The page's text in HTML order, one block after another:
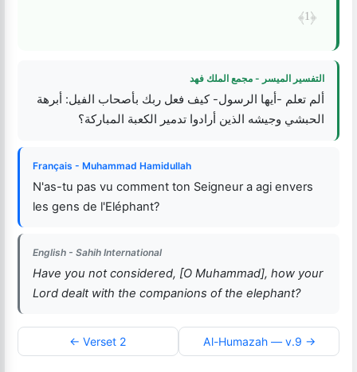
﴿1﴾
التفسير الميسر - مجمع الملك فهد
ألم تعلم -أيها الرسول- كيف فعل ربك بأصحاب الفيل: أبرهة
الحبشي وجيشه الذين أرادوا تدمير الكعبة المباركة؟
Français - Muhammad Hamidullah
N'as-tu pas vu comment ton Seigneur a agi envers
les gens de l'Eléphant?
English - Sahih International
Have you not considered, [O Muhammad], how your
Lord dealt with the companions of the elephant?
← Verset 2 Al-Humazah — v.9 →